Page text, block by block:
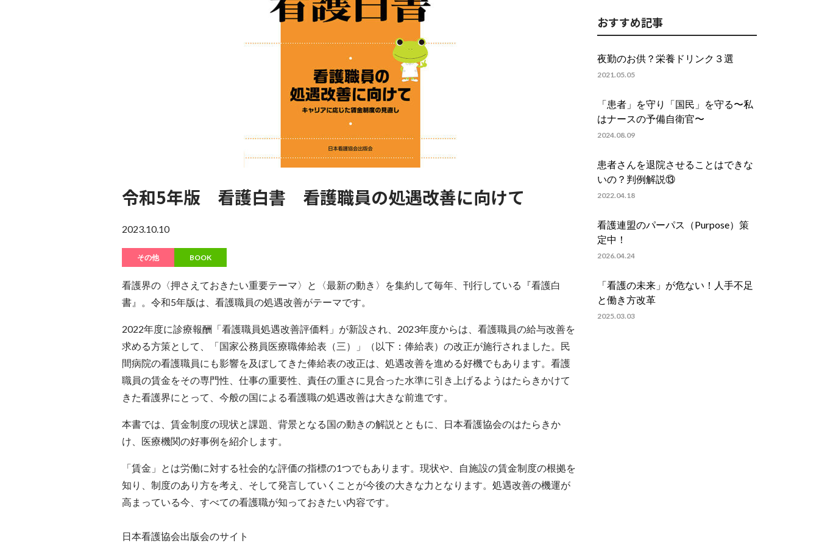
令和5年版 看護白書 看護職員の処遇改善に向けて
2023.10.10
その他 BOOK
看護界の〈押さえておきたい重要テーマ〉と〈最新の動き〉を集約して毎年、刊行している『看護白
書』。令和5年版は、看護職員の処遇改善がテーマです。
2022年度に診療報酬「看護職員処遇改善評価料」が新設され、2023年度からは、看護職員の給与改善を
求める方策として、「国家公務員医療職俸給表（三）」（以下：俸給表）の改正が施行されました。民
間病院の看護職員にも影響を及ぼしてきた俸給表の改正は、処遇改善を進める好機でもあります。看護
職員の賃金をその専門性、仕事の重要性、責任の重さに見合った水準に引き上げるようはたらきかけて
きた看護界にとって、今般の国による看護職の処遇改善は大きな前進です。
本書では、賃金制度の現状と課題、背景となる国の動きの解説とともに、日本看護協会のはたらきか
け、医療機関の好事例を紹介します。
「賃金」とは労働に対する社会的な評価の指標の1つでもあります。現状や、自施設の賃金制度の根拠を
知り、制度のあり方を考え、そして発言していくことが今後の大きな力となります。処遇改善の機運が
高まっている今、すべての看護職が知っておきたい内容です。
日本看護協会出版会のサイト
おすすめ記事
夜勤のお供？栄養ドリンク３選
2021.05.05
「患者」を守り「国民」を守る〜私
はナースの予備自衛官〜
2024.08.09
患者さんを退院させることはできな
いの？判例解説⑬
2022.04.18
看護連盟のパーパス（Purpose）策
定中！
2026.04.24
「看護の未来」が危ない！人手不足
と働き方改革
2025.03.03